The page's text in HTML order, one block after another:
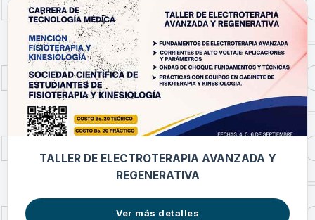
TALLER DE ELECTROTERAPIA AVANZADA Y
REGENERATIVA
Ver más detalles